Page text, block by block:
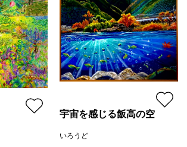
宇宙を感じる飯高の空
いろうど